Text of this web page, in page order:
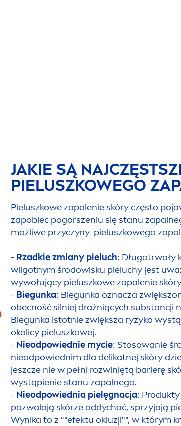
JAKIE SĄ
PIELUSZKOWEGO
Pieluszkowe zapalenie skóry często
zapobiec pogorszeniu się stanu
możliwe przyczyny pieluszkowego
- Rzadkie zmiany pieluch: Długotrwały
wilgotnym środowisku pieluchy jest
wywołujący pieluszkowe zapalenie
- Biegunka: Biegunka oznacza
obecność silniej drażniących substancji
Biegunka istotnie zwiększa ryzyko
okolicy pieluszkowej.
- Nieodpowiednie mycie: Stosowanie
nieodpowiednim dla delikatnej skóry
jeszcze nie w pełni rozwiniętą barierę
wystąpienie stanu zapalnego.
- Nieodpowiednia pielęgnacja:
pozwalają skórze oddychać, sprzyjają
Wynika to z ""efektu okluzji"", w którym